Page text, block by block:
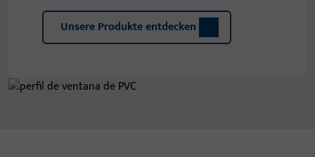
Unsere Produkte entdecken